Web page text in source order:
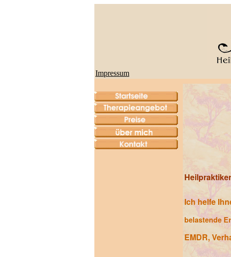
Impressum
Ich helfe
belastende
EMDR,